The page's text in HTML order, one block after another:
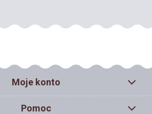
Moje konto
Pomoc